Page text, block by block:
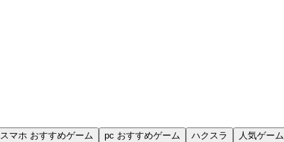
スマホ おすすめゲーム pc おすすめゲーム ハクスラ 人気ゲーム